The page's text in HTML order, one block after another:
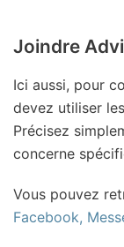
Joindre
Ici aussi, pour
devez utiliser
Précisez
concerne
Vous pouvez
Facebook,